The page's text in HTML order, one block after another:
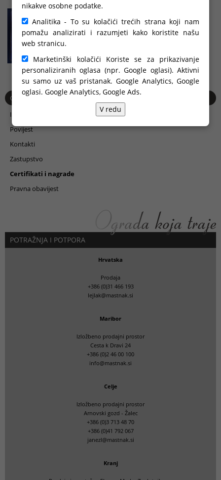
nikakve osobne podatke.
Analitika - To su kolačići trećih strana koji nam
pomažu analizirati i razumjeti kako koristite našu
web stranicu.
Marketinški kolačići Koriste se za prikazivanje
personaliziranih oglasa (npr. Google oglasi). Aktivni
su samo uz vaš pristanak. Google Analytics, Google
oglasi. Google Analytics, Google Ads.
V redu
O nama
Impresum
Povijest
Kontakti
Zastupstvo
Certifikati i nagrade
Pravna obavijest
POTRAŽNJA I POTPORA
Hrvatska
Prodaja
+386 (0)31 466 193
lejlak@mastnak.si
Maribor
Izložbeno prodajni prostor
Cesta k Dravi 24
+386 (0)2 46 00 100
info@mastnak.si
Celje
Izložbeno prodajni prostor
Arnovski gozd - Žalec
+386 (0)3 713 48 70
+386 (0)41 792 067
janezl@mastnak.si
Kranj